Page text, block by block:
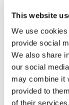
This website
We use
provide social
We also share
our social
may combine it
provided to
of their services.